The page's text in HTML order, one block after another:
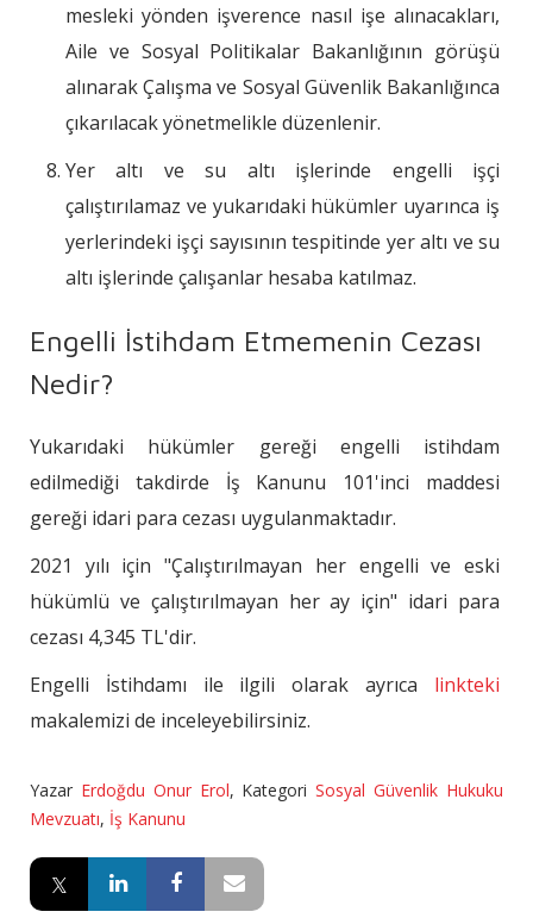
mesleki yönden işverence nasıl işe alınacakları,
Aile ve Sosyal Politikalar Bakanlığının görüşü
alınarak Çalışma ve Sosyal Güvenlik Bakanlığınca
çıkarılacak yönetmelikle düzenlenir.
Yer altı ve su altı işlerinde engelli işçi
çalıştırılamaz ve yukarıdaki hükümler uyarınca iş
yerlerindeki işçi sayısının tespitinde yer altı ve su
altı işlerinde çalışanlar hesaba katılmaz.
Engelli İstihdam Etmemenin Cezası
Nedir?
Yukarıdaki hükümler gereği engelli istihdam
edilmediği takdirde İş Kanunu 101'inci maddesi
gereği idari para cezası uygulanmaktadır.
2021 yılı için "Çalıştırılmayan her engelli ve eski
hükümlü ve çalıştırılmayan her ay için" idari para
cezası 4,345 TL'dir.
Engelli İstihdamı ile ilgili olarak ayrıca linkteki
makalemizi de inceleyebilirsiniz.
Yazar Erdoğdu Onur Erol, Kategori Sosyal Güvenlik Hukuku
Mevzuatı, İş Kanunu